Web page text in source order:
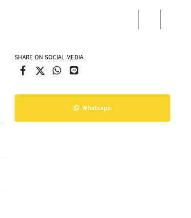
SHARE ON SOCIAL MEDIA
Whatsapp